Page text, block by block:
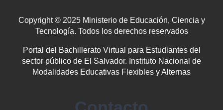
Copyright © 2025 Ministerio de Educación, Ciencia y
Tecnología. Todos los derechos reservados
Portal del Bachillerato Virtual para Estudiantes del
sector público de El Salvador. Instituto Nacional de
Modalidades Educativas Flexibles y Alternas